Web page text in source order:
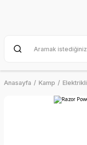
Anasayfa Kamp